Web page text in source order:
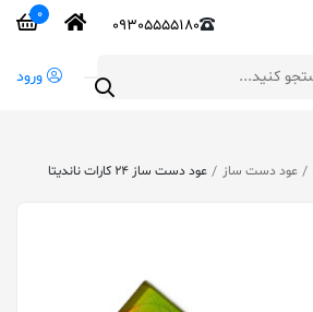
09305555180
0
ورود
عود دست ساز عود دست ساز 24 کارات ناندیتا